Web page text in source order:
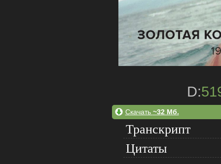
D:
Скачать ~32 Мб.
Транскрипт
Цитаты